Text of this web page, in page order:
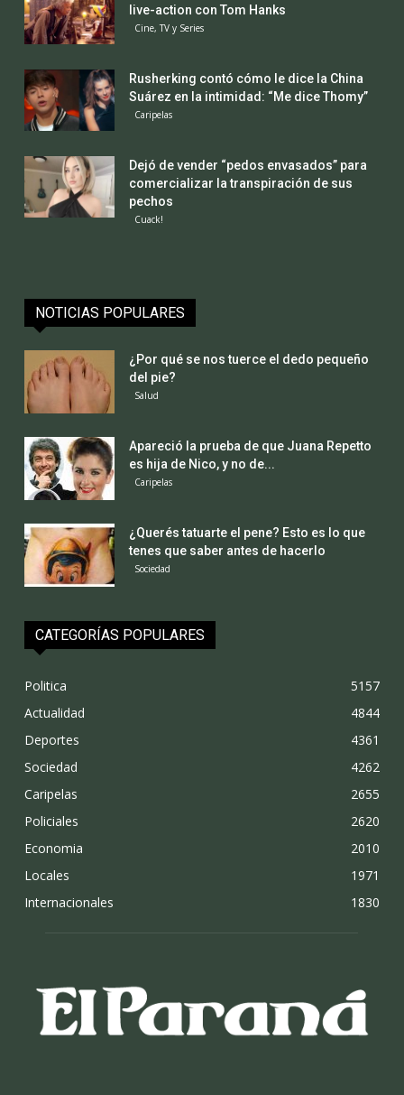
live-action con Tom Hanks
Cine, TV y Series
Rusherking contó cómo le dice la China
Suárez en la intimidad: “Me dice Thomy”
Caripelas
Dejó de vender “pedos envasados” para
comercializar la transpiración de sus
pechos
Cuack!
NOTICIAS POPULARES
¿Por qué se nos tuerce el dedo pequeño
del pie?
Salud
Apareció la prueba de que Juana Repetto
es hija de Nico, y no de...
Caripelas
¿Querés tatuarte el pene? Esto es lo que
tenes que saber antes de hacerlo
Sociedad
CATEGORÍAS POPULARES
Politica
5157
Actualidad
4844
Deportes
4361
Sociedad
4262
Caripelas
2655
Policiales
2620
Economia
2010
Locales
1971
Internacionales
1830